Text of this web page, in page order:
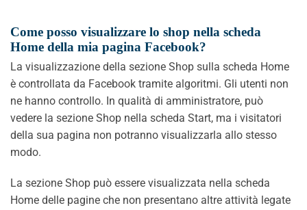
Come posso visualizzare lo shop nella scheda
Home della mia pagina Facebook?
La visualizzazione della sezione Shop sulla scheda Home
è controllata da Facebook tramite algoritmi. Gli utenti non
ne hanno controllo. In qualità di amministratore, può
vedere la sezione Shop nella scheda Start, ma i visitatori
della sua pagina non potranno visualizzarla allo stesso
modo.
La sezione Shop può essere visualizzata nella scheda
Home delle pagine che non presentano altre attività legate